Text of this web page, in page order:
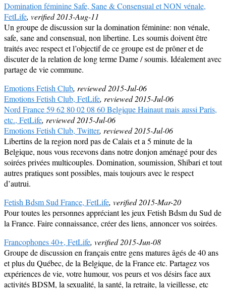
Domination féminine Safe, Sane & Consensual et NON vénale,
FetLife, verified 2013-Aug-11
Un groupe de discussion sur la domination féminine: non vénale,
safe, sane and consensual, non libertine. Les soumis doivent être
traités avec respect et l’objectif de ce groupe est de prôner et de
discuter de la relation de long terme Dame / soumis. Idéalement avec
partage de vie commune.
Emotions Fetish Club, reviewed 2015-Jul-06
Emotions Fetish Club, FetLife, reviewed 2015-Jul-06
Nord France 59 62 80 02 08 60 Belgique Hainaut mais aussi Paris,
etc., FetLife, reviewed 2015-Jul-06
Emotions Fetish Club, Twitter, reviewed 2015-Jul-06
Libertins de la region nord pas de Calais et a 5 minute de la
Belgique, nous vous recevons dans notre donjon aménagé pour des
soirées privées multicouples. Domination, soumission, Shibari et tout
autres pratiques sont possibles, mais toujours avec le respect
d’autrui.
Fetish Bdsm Sud France, FetLife, verified 2015-Mar-20
Pour toutes les personnes appréciant les jeux Fetish Bdsm du Sud de
la France. Faire connaissance, créer des liens, annoncer vos soirées.
Francophones 40+, FetLife, verified 2015-Jun-08
Groupe de discussion en français entre gens matures âgés de 40 ans
et plus du Québec, de la Belgique, de la France etc. Partagez vos
expériences de vie, votre humour, vos peurs et vos désirs face aux
activités BDSM, la sexualité, la santé, la retraite, la vieillesse, etc